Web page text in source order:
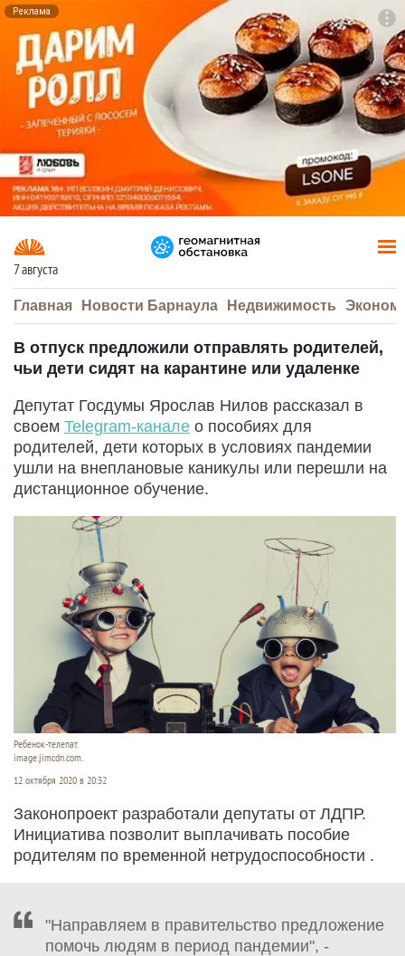
Реклама
7 августа
Главная Новости Барнаула Недвижимость
В отпуск предложили отправлять родителей,
чьи дети сидят на карантине или удаленке
Депутат Госдумы Ярослав Нилов рассказал в
своем Telegram-канале о пособиях для
родителей, дети которых в условиях пандемии
ушли на внеплановые каникулы или перешли на
дистанционное обучение.
Ребенок-телепат.
image.jimcdn.com.
12 октября 2020 в 20:32
Законопроект разработали депутаты от ЛДПР.
Инициатива позволит выплачивать пособие
родителям по временной нетрудоспособности .
"Направляем в правительство предложение
помочь людям в период пандемии", -